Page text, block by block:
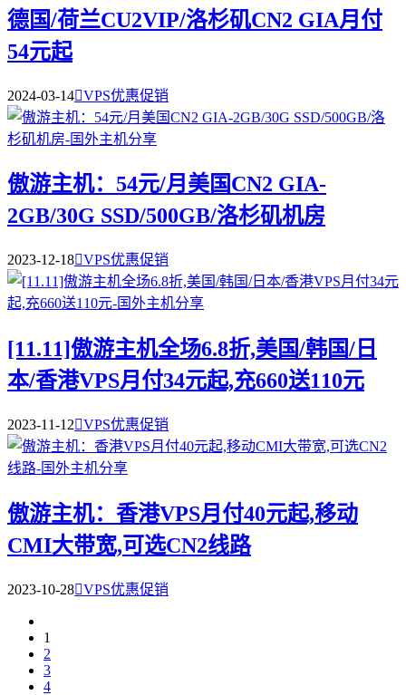
德国/荷兰CU2VIP/洛杉矶CN2 GIA月付
54元起
2024-03-14VPS优惠促销
傲游主机：54元/月美国CN2 GIA-
2GB/30G SSD/500GB/洛杉矶机房
2023-12-18VPS优惠促销
[11.11]傲游主机全场6.8折,美国/韩国/日
本/香港VPS月付34元起,充660送110元
2023-11-12VPS优惠促销
傲游主机：香港VPS月付40元起,移动
CMI大带宽,可选CN2线路
2023-10-28VPS优惠促销
1
2
3
4